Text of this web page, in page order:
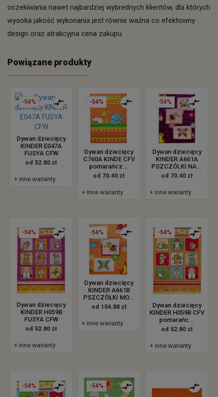
oczekiwania nawet najbardziej wybrednych klientów, dla których
wysoka jakość wykonania jest równie ważna co efektowny
design oraz atrakcyjna cena zakupu.
Powiązane produkty
-54%
Dywan dziecięcy
KINDER E047A
FUSYA CFW
od 52.80 zł
+ inne warianty
-54%
Dywan dziecięcy
C760A KINDE CFV
pomarańcz...
od 70.40 zł
+ inne warianty
-54%
Dywan dziecięcy
KINDER A661A
PSZCZÓLKI NA...
od 70.40 zł
+ inne warianty
-54%
Dywan dziecięcy
KINDER H059B
FUSYA CFW
od 52.80 zł
+ inne warianty
-54%
Dywan dziecięcy
KINDER A661B
PSZCZÓŁKI MO...
od 154.88 zł
+ inne warianty
-54%
Dywan dziecięcy
KINDER H059B CFV
pomarańc...
od 52.80 zł
+ inne warianty
-54% -54%